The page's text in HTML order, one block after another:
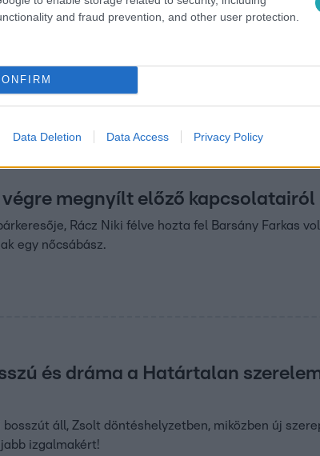
and fraud prevention, and other user protection.
Data Deletion Data Access Privacy Policy
is meglepődött: sikerült
Farkast titkairól faggatta Niki, Norbert pedig hajón
minden szálon!
végre megnyílt előző kapcsolatairól
Rácz Niki félve hozta fel Barsány Farkas
egy nőcsábász.
és dráma a Határtalan
bosszút áll, Zsolt döntéshelyzetben, miközben új
izgalmakért!